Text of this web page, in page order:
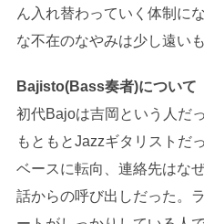
ん入れ替わっていく体制に
な不在のなやみは少し遠い
Bajisto(Bass奏者)について
初代Bajoは吉岡という人だっ
もともとJazzギタリストだ
ベースに転向、連絡先はな
話からの呼び出しだった。